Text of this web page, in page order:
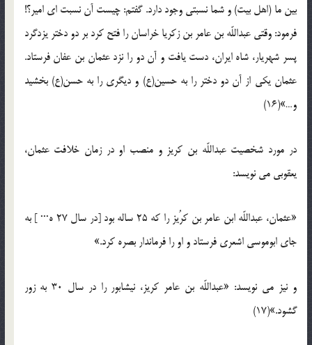
بین ما (اهل بیت) و شما نسبتی وجود دارد. گفتم: چیست آن نسبت ای امیر؟!
فرمود: وقتی عبداللّه بن عامر بن زکریا خراسان را فتح کرد بر دو دختر یزدگرد
پسر شهریار، شاه ایران، دست یافت و آن دو را نزد عثمان بن عفان فرستاد.
عثمان یکی از آن دو دختر را به حسین(ع) و دیگری را به حسن(ع) بخشید
و…»(16)
در مورد شخصیت عبداللّه بن کریز و منصب او در زمان خلافت عثمان،
یعقوبی می نویسد:
«عثمان، عبداللّه ابن عامر بن کرُیز را که 25 ساله بود [در سال 27 ه··· ] به
جای ابوموسی اشعری فرستاد و او را فرماندار بصره کرد.»
و نیز می نویسد: «عبداللّه بن عامر کریز، نیشابور را در سال 30 به زور
گشود.»(17)